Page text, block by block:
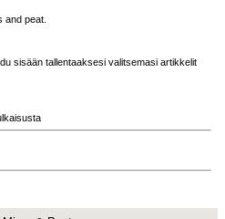
and peat.
sisään tallentaaksesi valitsemasi artikkelit